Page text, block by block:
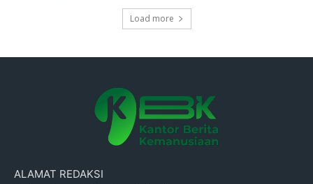
Load more
ALAMAT REDAKSI